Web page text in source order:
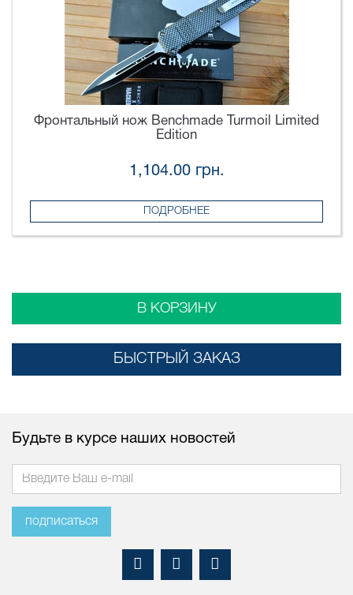
Фронтальный нож Benchmade Turmoil Limited
Edition
1,104.00 грн.
ПОДРОБНЕЕ
В КОРЗИНУ
БЫСТРЫЙ ЗАКАЗ
Будьте в курсе наших новостей
подписаться